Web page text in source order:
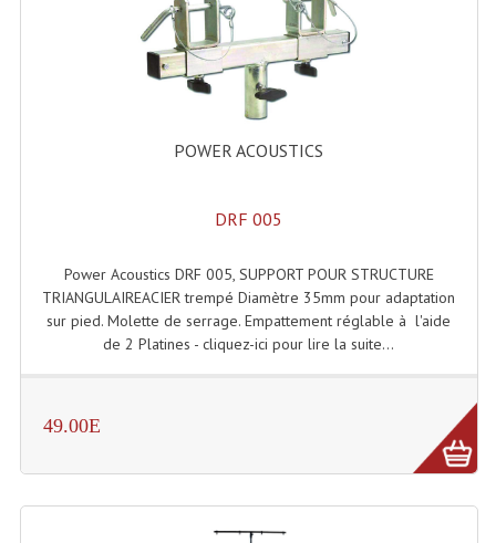
Enceintes Hifi
Enceintes Monitoring
Haut Parleurs Sono
Filtres Passifs
Haut-Parleurs Amplis Guitare
POWER ACOUSTICS
DRF 005
Power Acoustics DRF 005, SUPPORT POUR STRUCTURE
TRIANGULAIREACIER trempé Diamètre 35mm pour adaptation
sur pied. Molette de serrage. Empattement réglable à l'aide
de 2 Platines - cliquez-ici pour lire la suite...
49.00E